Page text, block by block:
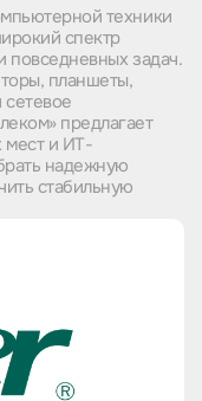
техники
спектр
повседневных задач.
планшеты,
предлагает
мест и ИТ-
надежную
стабильную